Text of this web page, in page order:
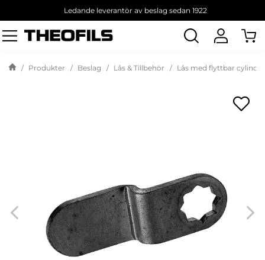
Ledande leverantör av beslag sedan 1922
Sök
produkt
Produkter Beslag Lås & Tillbehör Lås med flyttbar cylinder